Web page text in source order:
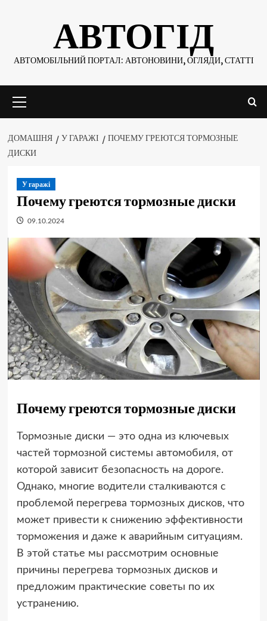
АВТОГІД
АВТОМОБІЛЬНИЙ ПОРТАЛ: АВТОНОВИНИ, ОГЛЯДИ, СТАТТІ
меню
ДОМАШНЯ У ГАРАЖІ
ПОЧЕМУ ГРЕЮТСЯ ТОРМОЗНЫЕ
ДИСКИ
У гаражі
Почему греются тормозные диски
09.10.2024
Почему греются тормозные диски
Тормозные диски — это одна из ключевых
частей тормозной системы автомобиля, от
которой зависит безопасность на дороге.
Однако, многие водители сталкиваются с
проблемой перегрева тормозных дисков, что
может привести к снижению эффективности
торможения и даже к аварийным ситуациям.
В этой статье мы рассмотрим основные
причины перегрева тормозных дисков и
предложим практические советы по их
устранению.